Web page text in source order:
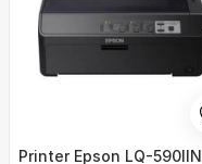
Printer Epson LQ-590IIN